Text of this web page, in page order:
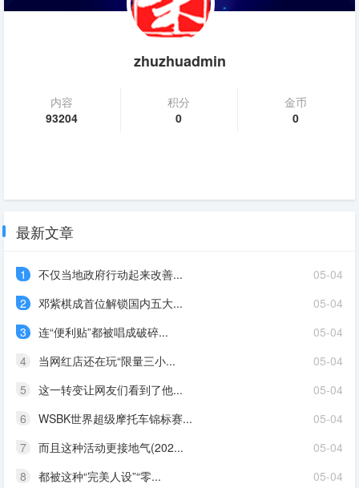
zhuzhuadmin
内容
93204
积分
0
金币
0
最新文章
05-04
1
不仅当地政府行动起来改善...
05-04
2
邓紫棋成首位解锁国内五大...
05-04
3
连“便利贴”都被唱成破碎...
05-04
4
当网红店还在玩“限量三小...
05-04
5
这一转变让网友们看到了他...
05-04
6
WSBK世界超级摩托车锦标赛...
05-04
7
而且这种活动更接地气(202...
05-04
8 都被这种“完美人设”“零...